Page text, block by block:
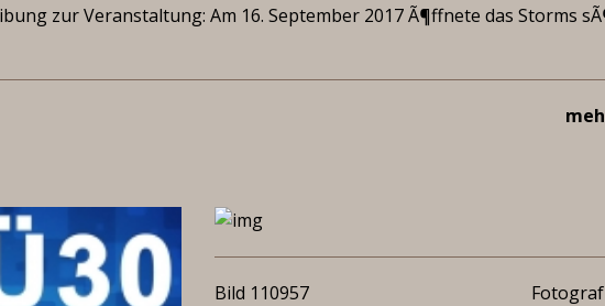
zur Veranstaltung: Am 16. September 2017 Ã¶ffnete das Storms
Bild 110957